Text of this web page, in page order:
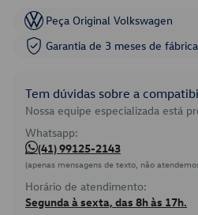
Peça Original Volkswagen
Garantia de 3 meses de fábrica
Tem dúvidas sobre a
Nossa equipe especializada está
Whatsapp:
(41) 99125-2143
(apenas mensagens de texto, não
Horário de atendimento:
Segunda à sexta, das 8h às 17h.